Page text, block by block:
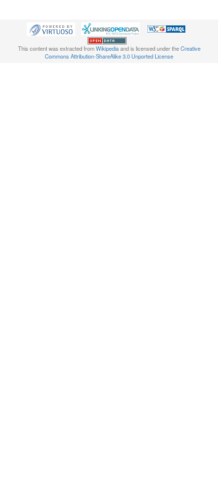
This content was extracted fromWikipediaand is licensed under theCreative
Commons Attribution-ShareAlike 3.0 Unported License